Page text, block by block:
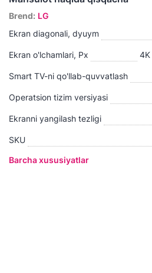
Brend: LG
Ekran diagonali, dyuym
Ekran o'lchamlari, Px 4K
Smart TV-ni qo'llab-quvvatlash
Operatsion tizim versiyasi
Ekranni yangilash tezligi
SKU
Barcha xususiyatlar